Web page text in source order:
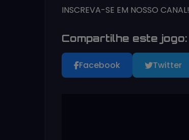
INSCREVA-SE EM NOSSO CANAL!
Compartilhe este jogo:
Facebook Twitter